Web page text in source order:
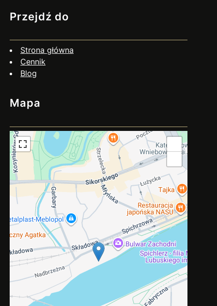
dłużnikiem często przynosi zaskakująco pozytywne
efekty. Dlaczego warto negocjować? Jak się
zawsze. Jeśli dłużnik wyraźnie unika kontaktu, działa
nieuczciwie…
Przejdź do
Strona główna
Cennik
Blog
Mapa